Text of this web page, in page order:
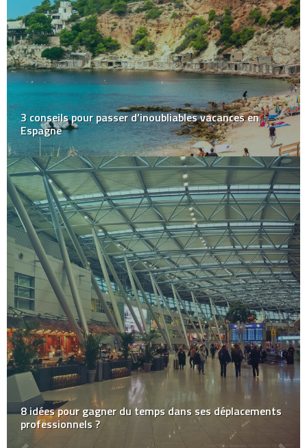
3 conseils pour passer d’inoubliables vacances en
Espagne
8 idées pour gagner du temps dans ses déplacements
professionnels ?